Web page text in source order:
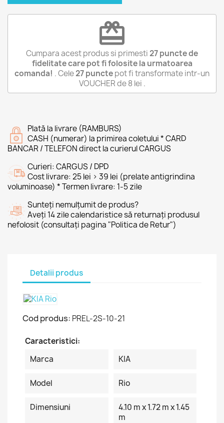
redeem
Cumpara acest produs si primesti 27puncte de
fidelitate care pot fi folosite la urmatoarea
comanda! . Cele27punctepot fi transformate intr-un
VOUCHER de8 lei .
Plată la livrare (RAMBURS)
CASH (numerar) la primirea coletului * CARD
BANCAR / TELEFON direct la curierul CARGUS
Curieri: CARGUS / DPD
Cost livrare: 25 lei > 39 lei (prelate antigrindina
voluminoase) * Termen livrare: 1-5 zile
Sunteți nemulțumit de produs?
Aveți 14 zile calendaristice să returnați produsul
nefolosit (consultați pagina "Politica de Retur")
Detalii produs
Cod produs: PREL-2S-10-21
Caracteristici:
Marca
KIA
Model Rio
Dimensiuni
4.10 m x 1.72 m x 1.45
m